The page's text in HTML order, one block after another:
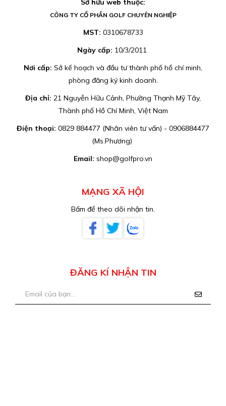
Sở hữu web thuộc:
CÔNG TY CỔ PHẦN GOLF CHUYÊN NGHIỆP
MST: 0310678733
Ngày cấp: 10/3/2011
Nơi cấp: Sở kế hoạch và đầu tư thành phố hồ chí minh,
phòng đăng ký kinh doanh.
Địa chỉ: 21 Nguyễn Hữu Cảnh, Phường Thạnh Mỹ Tây,
Thành phố Hồ Chí Minh, Việt Nam
Điện thoại: 0829 884477 (Nhân viên tư vấn) - 0906884477
(Ms.Phương)
Email: shop@golfpro.vn
MẠNG XÃ HỘI
Bấm để theo dõi nhận tin.
ĐĂNG KÍ NHẬN TIN